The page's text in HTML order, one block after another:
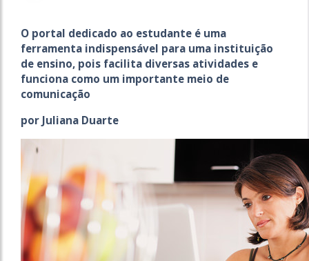
O portal dedicado ao estudante é uma
ferramenta indispensável para uma instituição
de ensino, pois facilita diversas atividades e
funciona como um importante meio de
comunicação
por Juliana Duarte